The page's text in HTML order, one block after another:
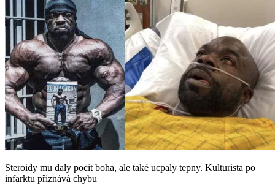
Steroidy mu daly pocit boha, ale také ucpaly tepny. Kulturista po
infarktu přiznává chybu